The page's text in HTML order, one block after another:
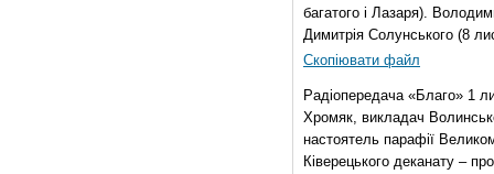
багатого і Лазаря).
Димитрія Солунського (8
Скопіювати файл
Радіопередача «Благо» 1
Хромяк, викладач
настоятель парафії
Ківерецького деканату –